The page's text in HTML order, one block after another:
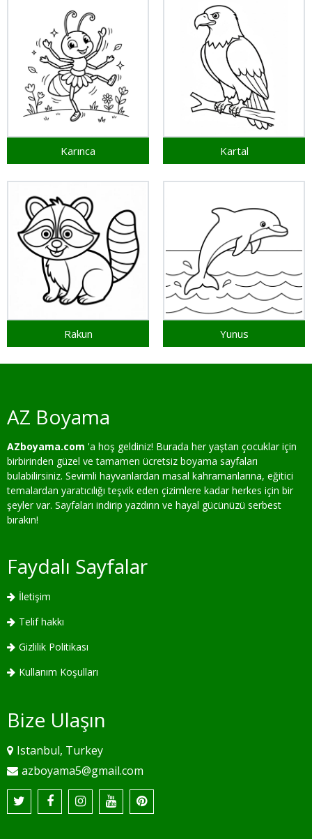
Karınca Kartal
Rakun Yunus
AZ Boyama
AZboyama.com 'a hoş geldiniz! Burada her yaştan çocuklar için
birbirinden güzel ve tamamen ücretsiz boyama sayfaları
bulabilirsiniz. Sevimli hayvanlardan masal kahramanlarına, eğitici
temalardan yaratıcılığı teşvik eden çizimlere kadar herkes için bir
şeyler var. Sayfaları indirip yazdırın ve hayal gücünüzü serbest
bırakın!
Faydalı Sayfalar
İletişim
Telif hakkı
Gizlilik Politikası
Kullanım Koşulları
Bize Ulaşın
Istanbul, Turkey
azboyama5@gmail.com